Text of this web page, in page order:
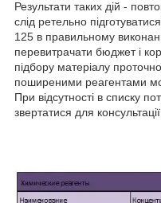
Результати таких дій -
слід ретельно
125 в правильному
перевитрачати бюджет і
підбору матеріалу
поширеними реагентами
При відсутності в списку
звертатися для